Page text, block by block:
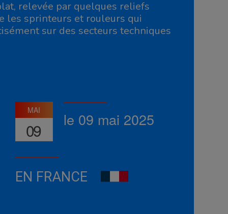
relevée par quelques reliefs
les sprinteurs et rouleurs qui
sur des secteurs techniques
MAI
09
le 09 mai 2025
EN FRANCE